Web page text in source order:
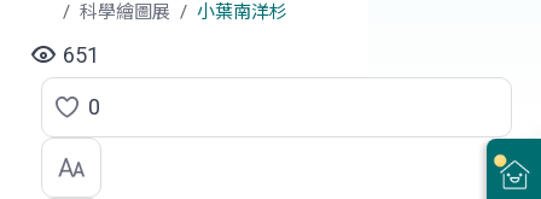
科學繪圖展
小葉南洋杉
651
點
選
0